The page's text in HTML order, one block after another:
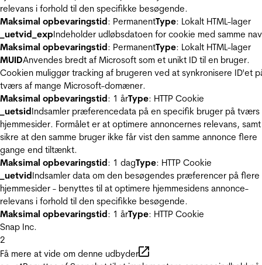
relevans i forhold til den specifikke besøgende.
Maksimal opbevaringstid: PermanentType: Lokalt HTML-lager
_uetvid_expIndeholder udløbsdatoen for cookie med samme
Maksimal opbevaringstid: PermanentType: Lokalt HTML-lager
MUIDAnvendes bredt af Microsoft som et unikt ID til en bruger.
Cookien muliggør tracking af brugeren ved at synkronisere ID'et
tværs af mange Microsoft-domæner.
Maksimal opbevaringstid: 1 årType: HTTP Cookie
_uetsidIndsamler præferencedata på en specifik bruger på tværs
hjemmesider. Formålet er at optimere annoncernes relevans, samt
sikre at den samme bruger ikke får vist den samme annonce flere
gange end tiltænkt.
Maksimal opbevaringstid: 1 dagType: HTTP Cookie
_uetvidIndsamler data om den besøgendes præferencer på flere
hjemmesider - benyttes til at optimere hjemmesidens annonce-
relevans i forhold til den specifikke besøgende.
Maksimal opbevaringstid: 1 årType: HTTP Cookie
Snap Inc.
2
Få mere at vide om denne udbyder